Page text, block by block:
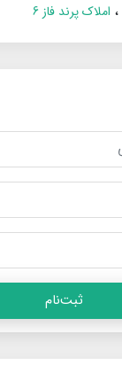
املاک پرند فاز 6
ثبت‌نام